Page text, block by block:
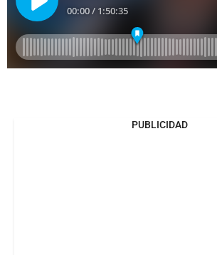
PUBLICIDAD